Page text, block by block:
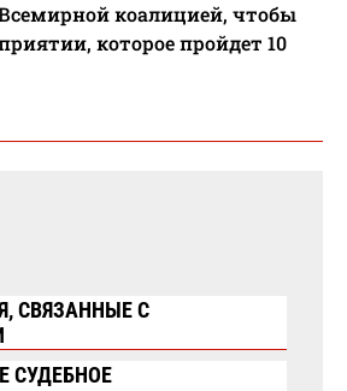
коалицией, чтобы
которое пройдет 10
СВЯЗАННЫЕ С
СУДЕБНОЕ